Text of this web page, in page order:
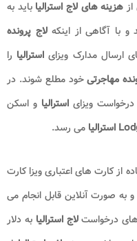
هزینه‌ های لاج استرالیا باید به
و با آگاهی از اینکهلاج پرونده
ارسال مدارک ویزای استرالیا را
مهاجرتیخود مطلع شوند. در
ویزای استرالیا و اسکن
می رسد.
از کارت ‌های اعتباری ویزا کارت
و به صورت آنلاین قابل انجام می
های درخواستلاج استرالیا به دلار